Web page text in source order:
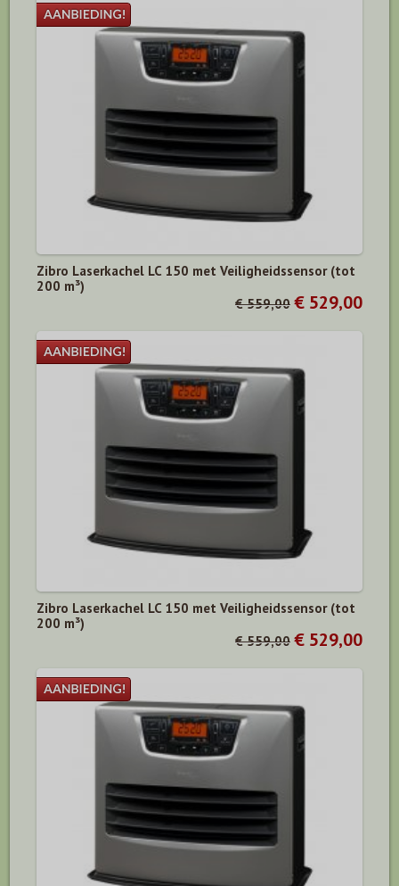
Zibro Laserkachel LC 150 met Veiligheidssensor (tot
200 m³)
€ 559,00 € 529,00
Zibro Laserkachel LC 150 met Veiligheidssensor (tot
200 m³)
€ 559,00 € 529,00